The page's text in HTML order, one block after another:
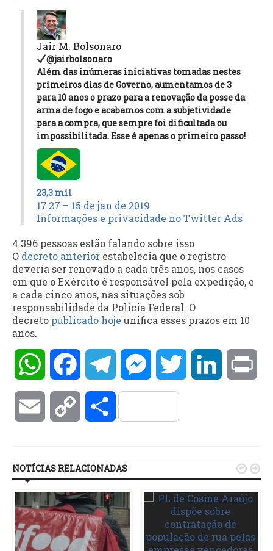
Jair M. Bolsonaro
@jairbolsonaro
Além das inúmeras iniciativas tomadas nestes
primeiros dias de Governo, aumentamos de 3
para 10 anos o prazo para a renovação da posse da
arma de fogo e acabamos com a subjetividade
para a compra, que sempre foi dificultada ou
impossibilitada. Esse é apenas o primeiro passo!
23,3 mil
17:27 – 15 de jan de 2019
Informações e privacidade no Twitter Ads
4.396 pessoas estão falando sobre isso
O decreto anterior estabelecia que o registro
deveria ser renovado a cada três anos, nos casos
em que o Exército é responsável pela expedição, e
a cada cinco anos, nas situações sob
responsabilidade da Polícia Federal. O
decreto publicado hoje unifica esses prazos em 10
anos.
WhatsAppFacebookTelegramMessengerTwitter LinkedIn
Email Copy Compartilhar
NOTÍCIAS RELACIONADAS  